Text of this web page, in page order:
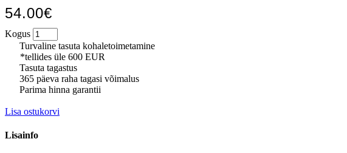
54.00€
Kogus
Turvaline tasuta kohaletoimetamine
*tellides üle 600 EUR
Tasuta tagastus
365 päeva raha tagasi võimalus
Parima hinna garantii
Lisa ostukorvi
Lisainfo